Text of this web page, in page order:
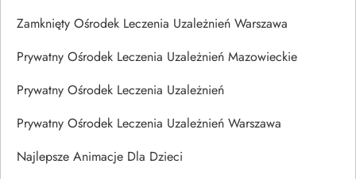
Zamknięty Ośrodek Leczenia Uzależnień Warszawa
Prywatny Ośrodek Leczenia Uzależnień Mazowieckie
Prywatny Ośrodek Leczenia Uzależnień
Prywatny Ośrodek Leczenia Uzależnień Warszawa
Najlepsze Animacje Dla Dzieci